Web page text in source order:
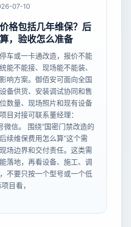
07-10
格包括几年维保？后
，验收怎么准备
车或一卡通改造，报价不能
能不能接、现场能不能装、
响方案。御佰安可面向全国
备供货、安装调试协同和售
数量、现场照片和现有设备
目对接可联系董经理：
信。 围绕“国密门禁改造的
续维保费用怎么算”这个需
场边界和交付责任。这类需
落地，再看设备、施工、调
不要只按一个型号或一个低
目看，